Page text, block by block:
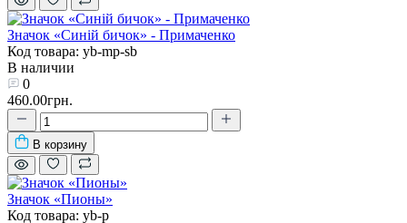
Значок «Синій бичок» - Примаченко
Код товара: yb-mp-sb
В наличии
0
460.00грн.
В корзину
Значок «Пионы»
Код товара: yb-p